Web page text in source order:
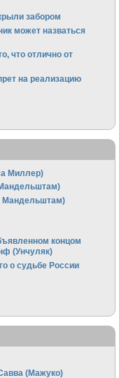
забором
может назваться
что отлично от
на реализацию
Миллер)
Мандельштам)
концом
(Унчуляк)
о судьбе России
(Мажуко)